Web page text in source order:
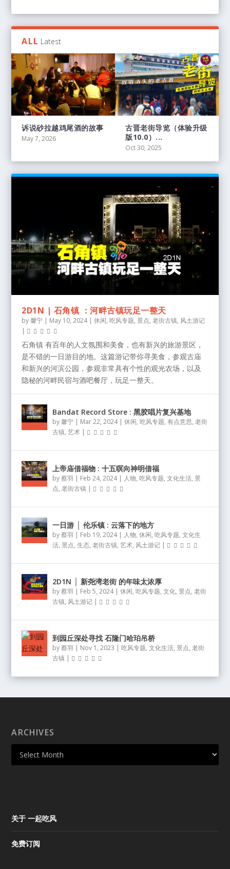
ALL Latest
诉说砂拉越鸡尾酒的故事
May 7, 2026
古晋老街导览（体验升级
版10.0）...
Oct 30, 2025
2D1N | 石角镇 ：河畔古镇玩足一整天
by馨宁 | May 10, 2024|休闲,吃风专题,景点,老街古镇, 风土游记
|
石角镇 有百年的人文氛围和美食，也有新兴的旅游景区，
是不错的一日游目的地。这篇游记带你寻美食，参观古庙
和新兴的河滨公园，参观非常具有个性的观光农场，以及
隐秘的河畔民宿与酒吧餐厅，玩足一整天。
Bandat Record Store : 黑胶唱片复兴基地
by馨宁 | Mar 22, 2024|休闲,吃风专题,有点意思,老街
古镇,艺术 |
上帝庙借福物 : 十五暝向神明借福
by蔡羽 | Feb 24, 2024| 人物,吃风专题,文化生活,景
点,老街古镇 |
一日游 │ 伦乐镇 : 云落下的地方
by蔡羽 | Feb 19, 2024| 人物,休闲,吃风专题,文化生
活,景点,生态,老街古镇,艺术, 风土游记 |
2D1N │ 新尧湾老街 的年味太浓厚
by蔡羽 | Feb 5, 2024|休闲,吃风专题,文化,景点,老街
古镇, 风土游记 |
到园丘深处寻找 石隆门哈珀吊桥
by蔡羽 | Nov 1, 2023 |吃风专题,文化生活,景点,老街
古镇 |
ARCHIVES
关于 一起吃风
免费订阅